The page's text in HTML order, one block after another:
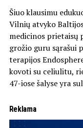
Šiuo klausimu
Vilnių atvyko
medicinos prietaisų
grožio guru sąrašui
terapijos
kovoti su celiulitu,
47-iose šalyse yra
Reklama